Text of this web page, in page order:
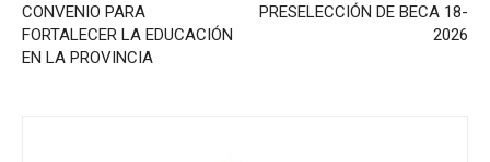
CONVENIO PARA
FORTALECER LA EDUCACIÓN
EN LA PROVINCIA
PRESELECCIÓN DE BECA 18-
2026